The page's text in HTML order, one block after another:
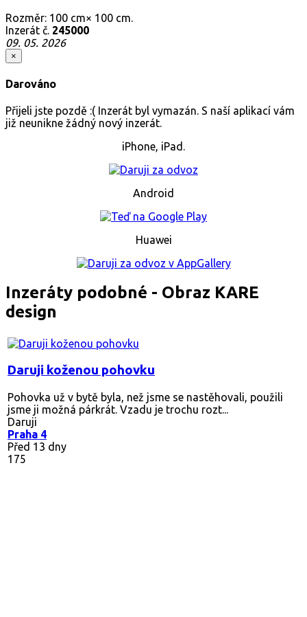
Rozměr: 100 cm× 100 cm.
Inzerát č. 245000
09. 05. 2026
×
Darováno
Přijeli jste pozdě :( Inzerát byl vymazán. S naší aplikací vám
již neunikne žádný nový inzerát.
iPhone, iPad.
Android
Huawei
Inzeráty podobné - Obraz KARE
design
Daruji koženou pohovku
Pohovka už v bytě byla, než jsme se nastěhovali, použili
jsme ji možná párkrát. Vzadu je trochu rozt...
Daruji
Praha 4
Před 13 dny
175